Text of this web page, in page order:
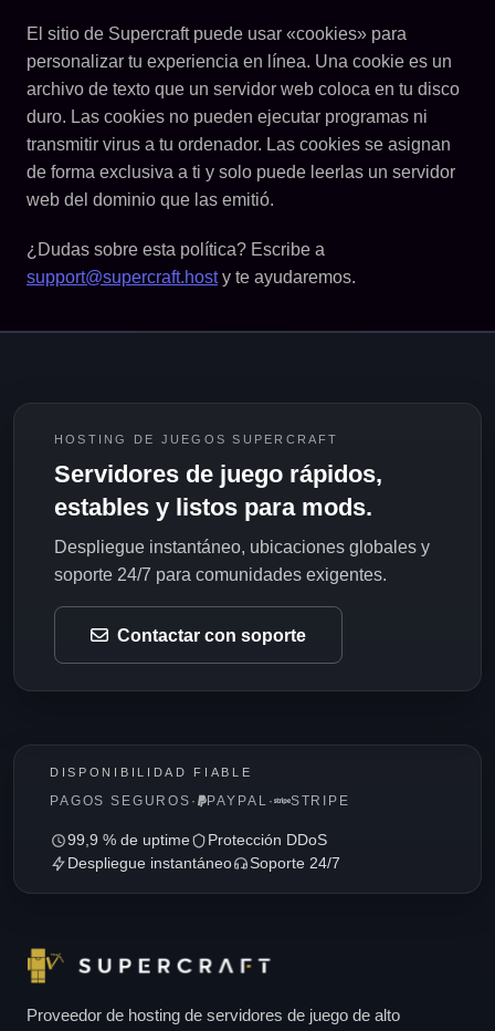
El sitio de Supercraft puede usar «cookies» para
personalizar tu experiencia en línea. Una cookie es un
archivo de texto que un servidor web coloca en tu disco
duro. Las cookies no pueden ejecutar programas ni
transmitir virus a tu ordenador. Las cookies se asignan
de forma exclusiva a ti y solo puede leerlas un servidor
web del dominio que las emitió.
¿Dudas sobre esta política? Escribe a
support@supercraft.hosty te ayudaremos.
HOSTING DE JUEGOS SUPERCRAFT
Servidores de juego rápidos,
estables y listos para mods.
Despliegue instantáneo, ubicaciones globales y
soporte 24/7 para comunidades exigentes.
Contactar con soporte
DISPONIBILIDAD FIABLE
PAGOS SEGUROS · PAYPAL · STRIPE
99,9 % de uptime
Protección DDoS
Despliegue instantáneo
Soporte 24/7
Proveedor de hosting de servidores de juego de alto